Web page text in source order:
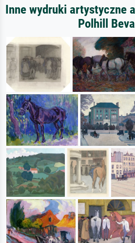
Inne wydruki artystyczne
Polhill